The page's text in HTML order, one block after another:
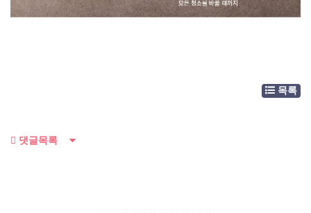
목록
댓글목록